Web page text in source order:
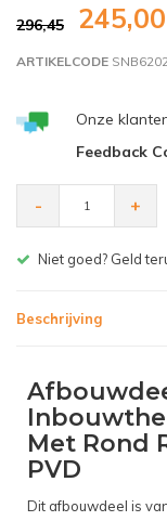
296,45 245,00
ARTIKELCODE
Onze
Feedback
- +
Gratis bezorgen
Beschrijving
Met Rond
PVD
Dit afbouwdeel is